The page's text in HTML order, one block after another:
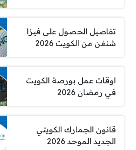
تفاصيل الحصول على فيزا
شنغن من الكويت 2026
اوقات عمل بورصة الكويت
في رمضان 2026
قانون الجمارك الكويتي
الجديد الموحد 2026